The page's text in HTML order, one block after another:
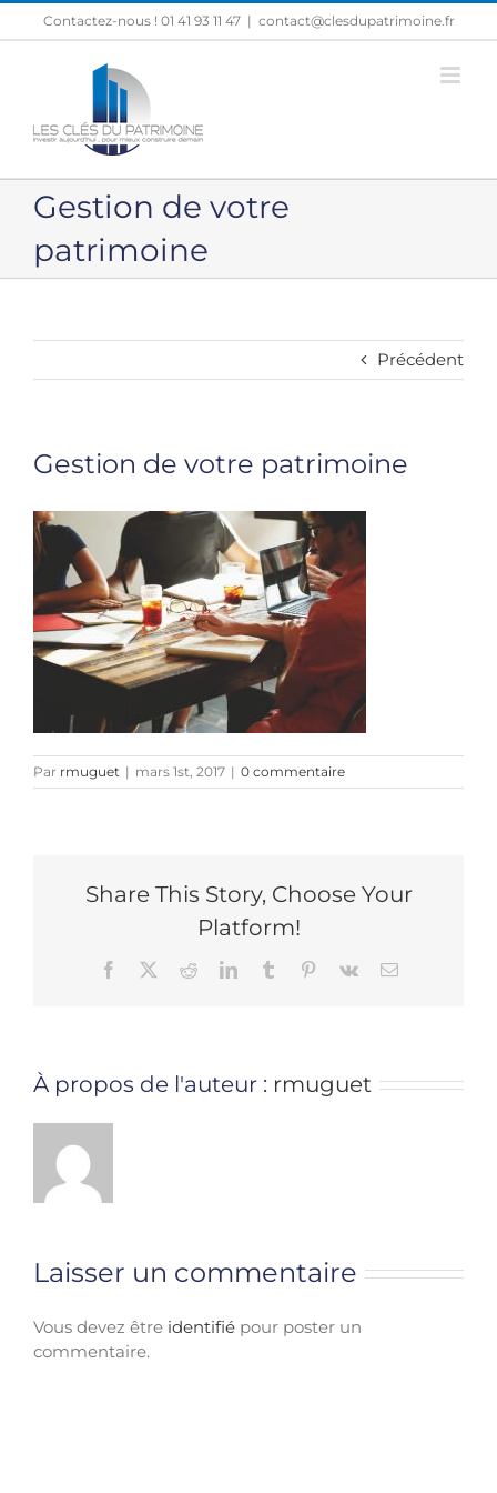
Passer
au
Contactez-nous ! 01 41 93 11 47 | contact@clesdupatrimoine.fr
Gestion de votre
patrimoine
Précédent
Gestion de votre patrimoine
Par rmuguet | mars 1st, 2017 | 0 commentaire
Share This Story, Choose Your
Platform!
Facebook RedditLinkedInTumblr Pinterest
Vk Email
À propos de l'auteur : rmuguet
Laisser un commentaire
Vous devez être identifié pour poster un
commentaire.